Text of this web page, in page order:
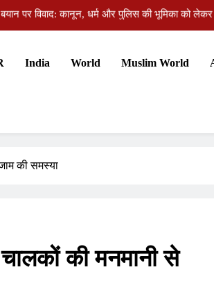
पदाधिकारी अभिलाषा शर्मा को जन्मदिन पर मिलीं ढेरों
5.5 करोड़ की विकास योजनाओं को मंजूरी, कई अहम मुद्दों
पदाधिकारी अभिलाषा शर्मा को जन्मदिन पर मिलीं ढेरों
5.5 करोड़ की विकास योजनाओं को मंजूरी, कई अहम मुद्दों
India World Muslim World
की समस्या
की मनमानी से